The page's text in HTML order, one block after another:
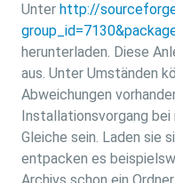
Unter http://
herunterladen. Diese
aus. Unter Umständen
Abweichungen
Installationsvorgang bei
Gleiche sein. Laden sie
entpacken es